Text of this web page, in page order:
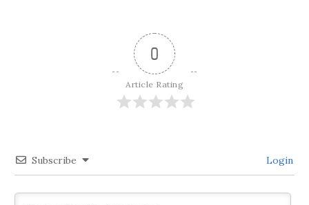
シ
ョ
0
Article Rating
Subscribe Login